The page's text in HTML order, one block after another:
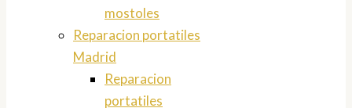
mostoles
Reparacion portatiles
Madrid
Reparacion
portatiles